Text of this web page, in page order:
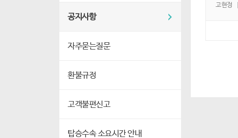
공지사항
자주묻는질문
환불규정
고객불편신고
탑승수속 소요시간 안내
고현정